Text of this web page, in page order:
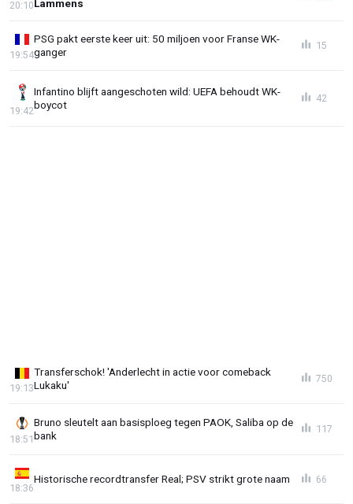
Lammens
20:10
PSG pakt eerste keer uit: 50 miljoen voor Franse WK-
ganger
19:54
15
Infantino blijft aangeschoten wild: UEFA behoudt WK-
boycot
19:42
42
Transferschok! 'Anderlecht in actie voor comeback
Lukaku'
19:13
750
Bruno sleutelt aan basisploeg tegen PAOK, Saliba op de
bank
18:51
117
Historische recordtransfer Real; PSV strikt grote naam
18:36
66